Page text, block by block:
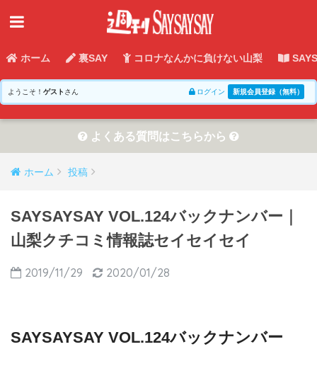
ホーム 裏SAY コロナなんかに負けない山梨
ようこそ！ ゲスト さん ログイン 新規会員登録（無料）
よくある質問はこちらから
ホーム 投稿
SAYSAYSAY VOL.124バックナンバー｜
山梨クチコミ情報誌セイセイセイ
2019/11/29 2020/01/28
SAYSAYSAY VOL.124バックナンバー